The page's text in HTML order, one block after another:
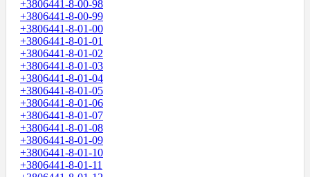
+3806441-8-00-98
+3806441-8-00-99
+3806441-8-01-00
+3806441-8-01-01
+3806441-8-01-02
+3806441-8-01-03
+3806441-8-01-04
+3806441-8-01-05
+3806441-8-01-06
+3806441-8-01-07
+3806441-8-01-08
+3806441-8-01-09
+3806441-8-01-10
+3806441-8-01-11